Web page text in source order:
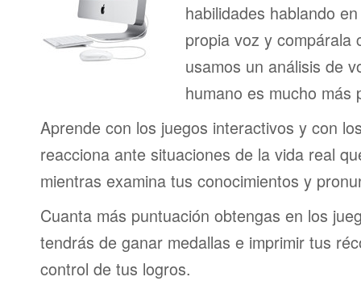
habilidades hablando
propia voz y compárala
usamos un análisis de
humano es mucho más
Aprende con los juegos interactivos y con
reacciona ante situaciones de la vida real
mientras examina tus conocimientos y
Cuanta más puntuación obtengas en los
tendrás de ganar medallas e imprimir tus
control de tus logros.